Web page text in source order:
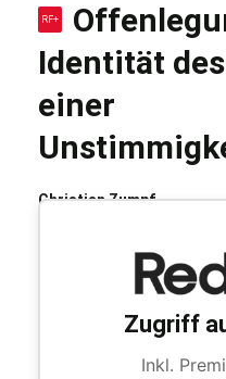
Identität
einer
Christian Zumpf
Einleitung
dass sie nach der
über Einträge im
registerführende
Zugriff
Inkl.